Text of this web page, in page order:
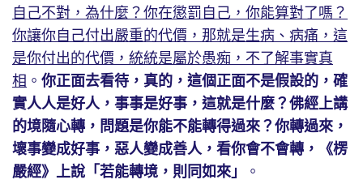
自己不對，為什麼？你在懲罰自己，你能算對了嗎？
你讓你自己付出嚴重的代價，那就是生病、病痛，這
是你付出的代價，統統是屬於愚痴，不了解事實真
相 。 你正面去看待，真的，這個正面不是假設的，確
實人人是好人，事事是好事，這就是什麼？佛經上講
的境隨心轉，問題是你能不能轉得過來？你轉過來，
壞事變成好事，惡人變成善人，看你會不會轉，《楞
嚴經》上說「若能轉境，則同如來」
。